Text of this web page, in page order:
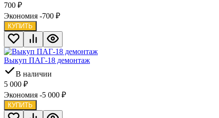
700 ₽
Экономия -700 ₽
КУПИТЬ
Выкуп ПАГ-18 демонтаж
В наличии
5 000 ₽
Экономия -5 000 ₽
КУПИТЬ